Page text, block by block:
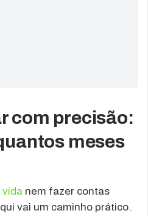
com precisão:
meses
vida nem fazer contas
vai um caminho prático.